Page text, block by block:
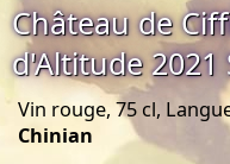
Château de
d'Altitude 2021
Vin rouge, 75 cl,
Chinian